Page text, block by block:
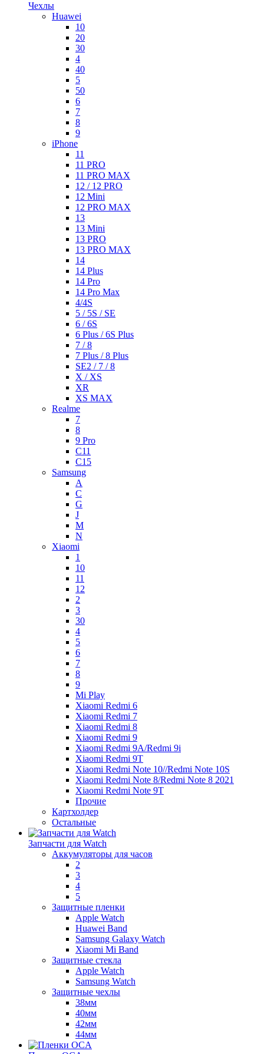
Чехлы
Huawei
10
20
30
4
40
5
50
6
7
8
9
iPhone
11
11 PRO
11 PRO MAX
12 / 12 PRO
12 Mini
12 PRO MAX
13
13 Mini
13 PRO
13 PRO MAX
14
14 Plus
14 Pro
14 Pro Max
4/4S
5 / 5S / SE
6 / 6S
6 Plus / 6S Plus
7 / 8
7 Plus / 8 Plus
SE2 / 7 / 8
X / XS
XR
XS MAX
Realme
7
8
9 Pro
C11
C15
Samsung
A
C
G
J
M
N
Xiaomi
1
10
11
12
2
3
30
4
5
6
7
8
9
Mi Play
Xiaomi Redmi 6
Xiaomi Redmi 7
Xiaomi Redmi 8
Xiaomi Redmi 9
Xiaomi Redmi 9A/Redmi 9i
Xiaomi Redmi 9T
Xiaomi Redmi Note 10//Redmi Note 10S
Xiaomi Redmi Note 8/Redmi Note 8 2021
Xiaomi Redmi Note 9T
Прочие
Картхолдер
Остальные
Запчасти для Watch
Аккумуляторы для часов
2
3
4
5
Защитные пленки
Apple Watch
Huawei Band
Samsung Galaxy Watch
Xiaomi Mi Band
Защитные стекла
Apple Watch
Samsung Watch
Защитные чехлы
38мм
40мм
42мм
44мм